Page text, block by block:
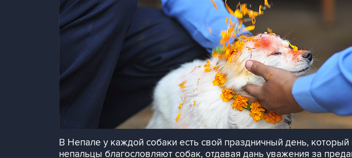
В Непале у каждой собаки есть свой праздничный день,
непальцы благословляют собак, отдавая дань уважения за